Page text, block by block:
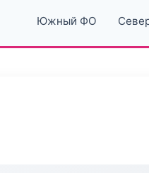
Южный ФО